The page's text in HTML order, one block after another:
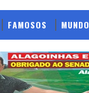
FAMOSOS MUNDO